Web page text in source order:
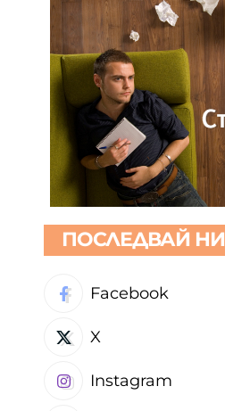
ПОСЛЕДВАЙ НИ
Facebook
X
Instagram